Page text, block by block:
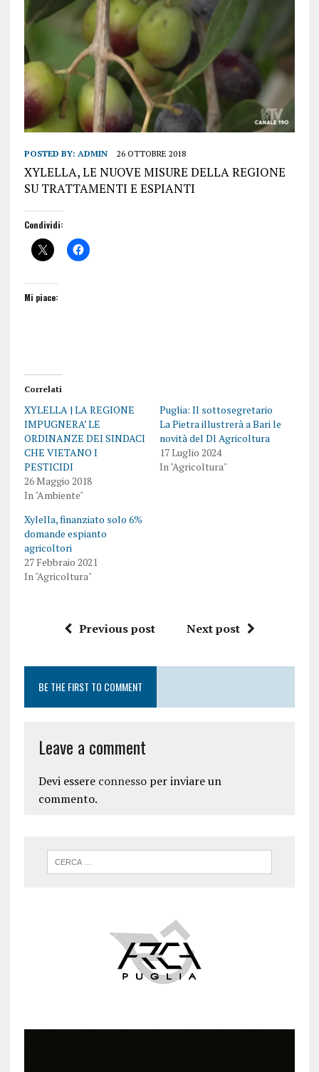
POSTED BY: ADMIN 26 OTTOBRE 2018
XYLELLA, LE NUOVE MISURE DELLA REGIONE
SU TRATTAMENTI E ESPIANTI
Condividi:
Mi piace:
Correlati
XYLELLA | LA REGIONE
IMPUGNERA’ LE
ORDINANZE DEI SINDACI
CHE VIETANO I
PESTICIDI
26 Maggio 2018
In "Ambiente"
Puglia: Il sottosegretario
La Pietra illustrerà a Bari le
novità del Dl Agricoltura
17 Luglio 2024
In "Agricoltura"
Xylella, finanziato solo 6%
domande espianto
agricoltori
27 Febbraio 2021
In "Agricoltura"
Previous post Next post
BE THE FIRST TO COMMENT
Leave a comment
Devi essere connessoper inviare un
commento.